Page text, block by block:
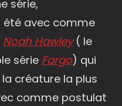
série,
avec comme
Noah Hawley( le
série Fargo) qui
créature la plus
comme postulat